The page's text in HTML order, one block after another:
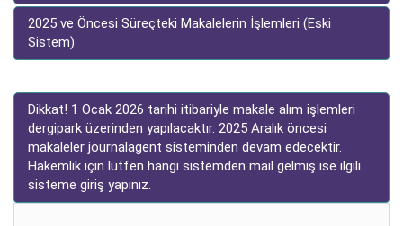
2025 ve Öncesi Süreçteki Makalelerin İşlemleri (Eski
Sistem)
Dikkat! 1 Ocak 2026 tarihi itibariyle makale alım işlemleri
dergipark üzerinden yapılacaktır. 2025 Aralık öncesi
makaleler journalagent sisteminden devam edecektir.
Hakemlik için lütfen hangi sistemden mail gelmiş ise ilgili
sisteme giriş yapınız.